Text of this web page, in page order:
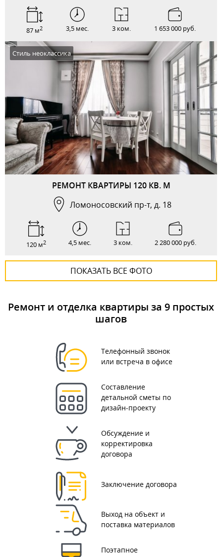
87 м2 3,5 мес. 3 ком. 1 653 000 руб.
РЕМОНТ КВАРТИРЫ 120 КВ. М
Ломоносовский пр-т, д. 18
Стиль неоклассика
120 м2 4,5 мес. 3 ком. 2 280 000 руб.
ПОКАЗАТЬ ВСЕ ФОТО
Ремонт и отделка квартиры за 9 простых
шагов
Телефонный звонок
или встреча в офисе
Составление
детальной сметы по
дизайн-проекту
Обсуждение и
корректировка
договора
Заключение договора
Выход на объект и
поставка материалов
Поэтапное